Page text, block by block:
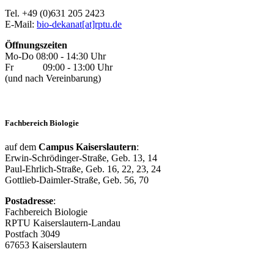
Tel. +49 (0)631 205 2423
E-Mail: bio-dekanat[at]rptu.de
Öffnungszeiten
Mo-Do 08:00 - 14:30 Uhr
Fr 09:00 - 13:00 Uhr
(und nach Vereinbarung)
Fachbereich Biologie
auf dem Campus Kaiserslautern:
Erwin-Schrödinger-Straße, Geb. 13, 14
Paul-Ehrlich-Straße, Geb. 16, 22, 23, 24
Gottlieb-Daimler-Straße, Geb. 56, 70
Postadresse:
Fachbereich Biologie
RPTU Kaiserslautern-Landau
Postfach 3049
67653 Kaiserslautern